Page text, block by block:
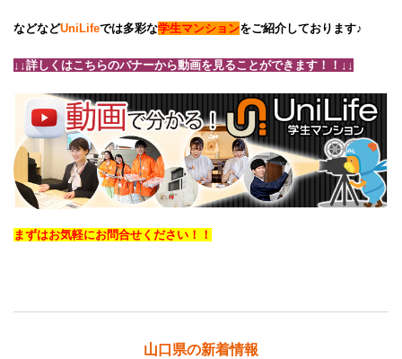
などなどUniLifeでは多彩な学生マンションをご紹介しております♪
↓↓詳しくはこちらのバナーから動画を見ることができます！！↓↓
まずはお気軽にお問合せください！！
山口県の新着情報